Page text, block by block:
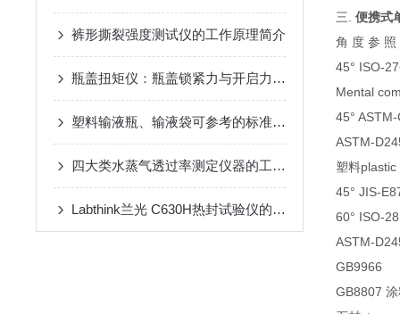
裤形撕裂强度测试仪的工作原理简介
瓶盖扭矩仪：瓶盖锁紧力与开启力的精准测定仪器
塑料输液瓶、输液袋可参考的标准有哪些？
四大类水蒸气透过率测定仪器的工作原理介绍
Labthink兰光 C630H热封试验仪的介绍
三. 便携式
角 度 参 照
45° ISO-
Mental
45°
ASTM-
塑料plastic
45° JIS-
60° ISO-
ASTM-
GB9966
GB8807